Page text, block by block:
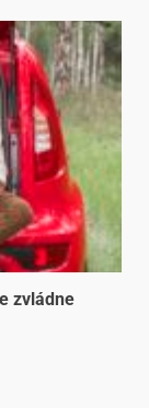
zvládne